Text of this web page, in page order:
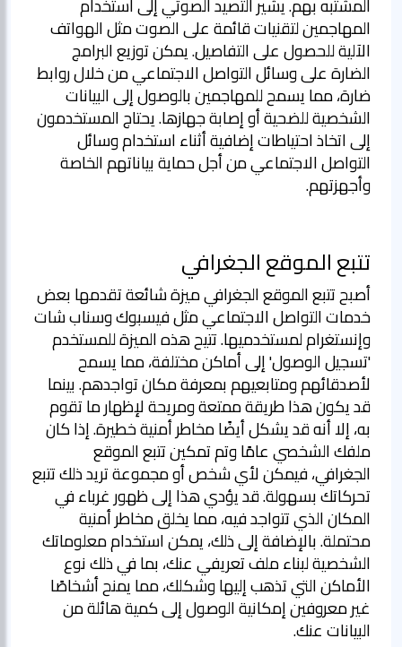
المشتبه بهم. يشير التصيد الصوتي إلى استخدام
المهاجمين لتقنيات قائمة على الصوت مثل الهواتف
الآلية للحصول على التفاصيل. يمكن توزيع البرامج
الضارة على وسائل التواصل الاجتماعي من خلال روابط
ضارة، مما يسمح للمهاجمين بالوصول إلى البيانات
الشخصية للضحية أو إصابة جهازها. يحتاج المستخدمون
إلى اتخاذ احتياطات إضافية أثناء استخدام وسائل
التواصل الاجتماعي من أجل حماية بياناتهم الخاصة
وأجهزتهم.
تتبع الموقع الجغرافي
أصبح تتبع الموقع الجغرافي ميزة شائعة تقدمها بعض
خدمات التواصل الاجتماعي مثل فيسبوك وسناب شات
وإنستغرام لمستخدميها. تتيح هذه الميزة للمستخدم
'تسجيل الوصول' إلى أماكن مختلفة، مما يسمح
لأصدقائهم ومتابعيهم بمعرفة مكان تواجدهم. بينما
قد يكون هذا طريقة ممتعة ومريحة لإظهار ما تقوم
به، إلا أنه قد يشكل أيضًا مخاطر أمنية خطيرة. إذا كان
ملفك الشخصي عامًا وتم تمكين تتبع الموقع
الجغرافي، فيمكن لأي شخص أو مجموعة تريد ذلك تتبع
تحركاتك بسهولة. قد يؤدي هذا إلى ظهور غرباء في
المكان الذي تتواجد فيه، مما يخلق مخاطر أمنية
محتملة. بالإضافة إلى ذلك، يمكن استخدام معلوماتك
الشخصية لبناء ملف تعريفي عنك، بما في ذلك نوع
الأماكن التي تذهب إليها وشكلك، مما يمنح أشخاصًا
غير معروفين إمكانية الوصول إلى كمية هائلة من
البيانات عنك.